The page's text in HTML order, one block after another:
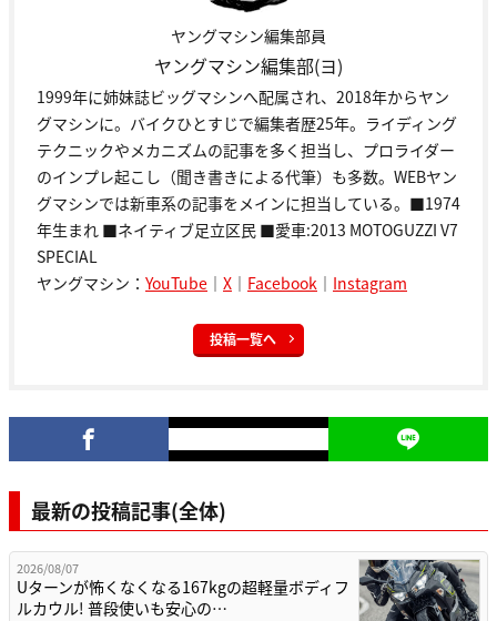
ヤングマシン編集部員
ヤングマシン編集部(ヨ)
1999年に姉妹誌ビッグマシンへ配属され、2018年からヤン
グマシンに。バイクひとすじで編集者歴25年。ライディング
テクニックやメカニズムの記事を多く担当し、プロライダー
のインプレ起こし（聞き書きによる代筆）も多数。WEBヤン
グマシンでは新車系の記事をメインに担当している。■1974
年生まれ ■ネイティブ足立区民 ■愛車:2013 MOTOGUZZI V7
SPECIAL
ヤングマシン： YouTube ｜ X ｜ Facebook ｜ Instagram
投稿一覧へ
最新の投稿記事(全体)
2026/08/07
Uターンが怖くなくなる167kgの超軽量ボディフ
ルカウル! 普段使いも安心の…